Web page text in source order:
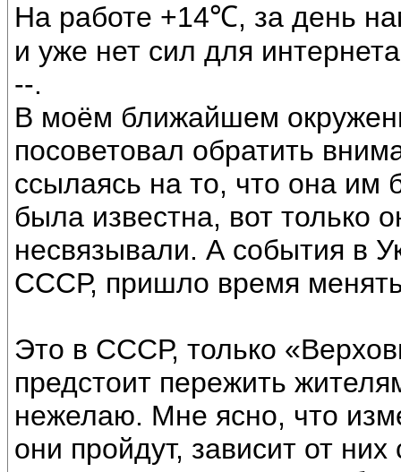
На работе +14℃, за день
и уже нет сил для
--.
В моём ближайшем
посоветовал обратить
ссылаясь на то, что она
была известна, вот только
несвязывали. А события в
СССР, пришло время
Это в СССР, только
предстоит пережить
нежелаю. Мне ясно, что
они пройдут, зависит от